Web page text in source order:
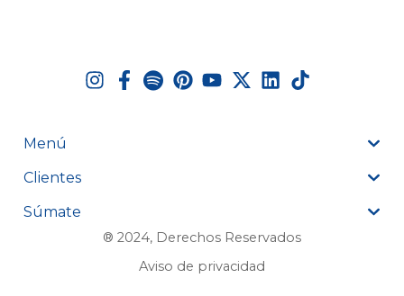
Menú
Clientes
Súmate
® 2024, Derechos Reservados
Aviso de privacidad